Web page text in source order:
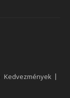
Kedvezmények